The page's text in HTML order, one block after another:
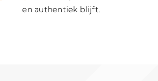
en authentiek blijft.